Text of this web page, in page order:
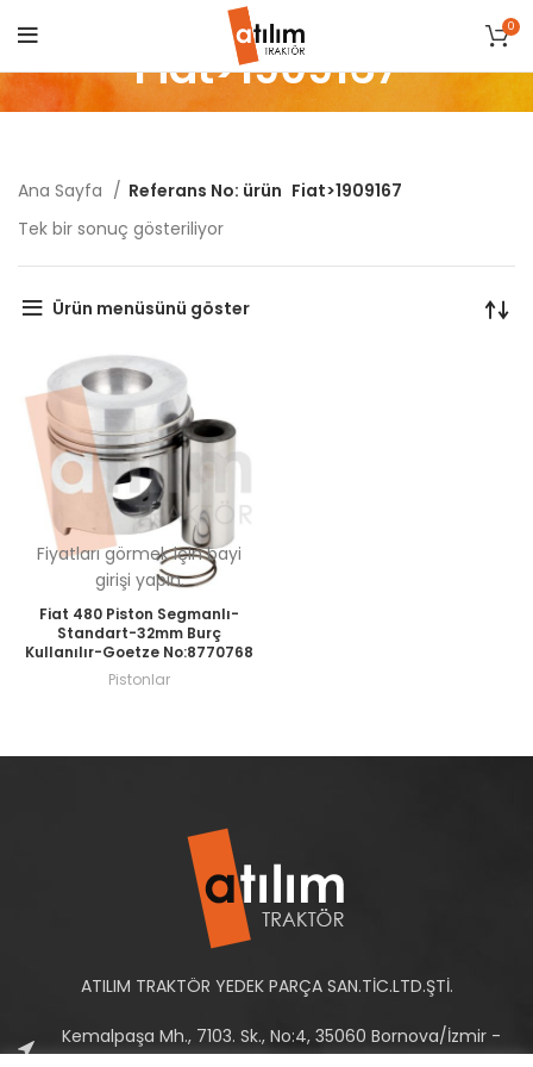
0
Fiat>1909167
Ana Sayfa Referans No: ürün Fiat>1909167
Tek bir sonuç gösteriliyor
Ürün menüsünü göster
Fiyatları görmek için bayi
girişi yapın.
Fiat 480 Piston Segmanlı-
Standart-32mm Burç
Kullanılır-Goetze No:8770768
Pistonlar
ATILIM TRAKTÖR YEDEK PARÇA SAN.TİC.LTD.ŞTİ.
Kemalpaşa Mh., 7103. Sk., No:4, 35060 Bornova/İzmir -